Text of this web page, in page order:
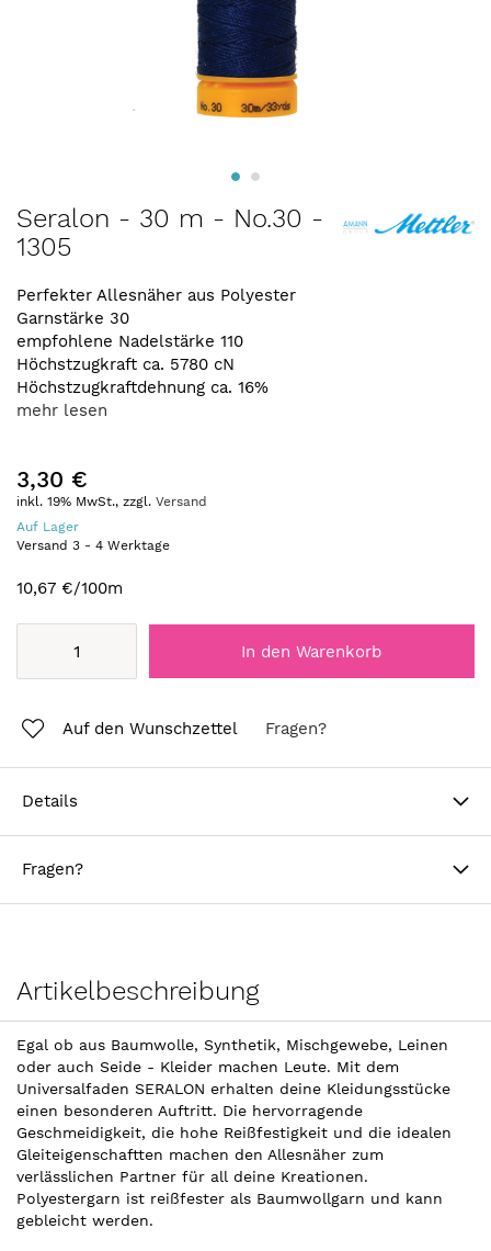
Anfang
der
springen
Seralon - 30 m - No.30 -
1305
Perfekter Allesnäher aus Polyester
Garnstärke 30
empfohlene Nadelstärke 110
Höchstzugkraft ca. 5780 cN
Höchstzugkraftdehnung ca. 16%
mehr lesen
3,30 €
inkl. 19% MwSt., zzgl. Versand
Auf Lager
Versand 3 - 4 Werktage
10,67 €/100m
In den Warenkorb
Auf den Wunschzettel Fragen?
Details
Fragen?
Artikelbeschreibung
Egal ob aus Baumwolle, Synthetik, Mischgewebe, Leinen
oder auch Seide - Kleider machen Leute. Mit dem
Universalfaden SERALON erhalten deine Kleidungsstücke
einen besonderen Auftritt. Die hervorragende
Geschmeidigkeit, die hohe Reißfestigkeit und die idealen
Gleiteigenschaftten machen den Allesnäher zum
verlässlichen Partner für all deine Kreationen.
Polyestergarn ist reißfester als Baumwollgarn und kann
gebleicht werden.